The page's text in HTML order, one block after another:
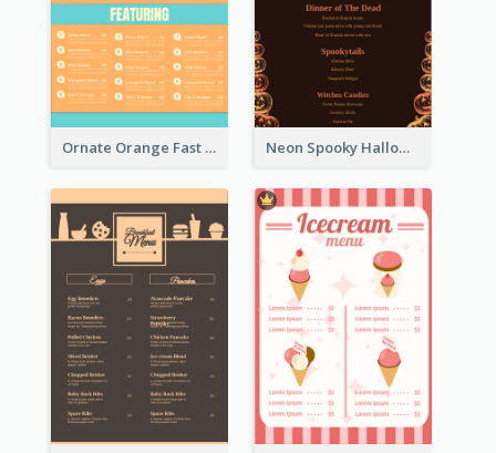
Ornate Orange Fast Food Menu Design Templates Neon Spooky Halloween Restaurant Menu Design